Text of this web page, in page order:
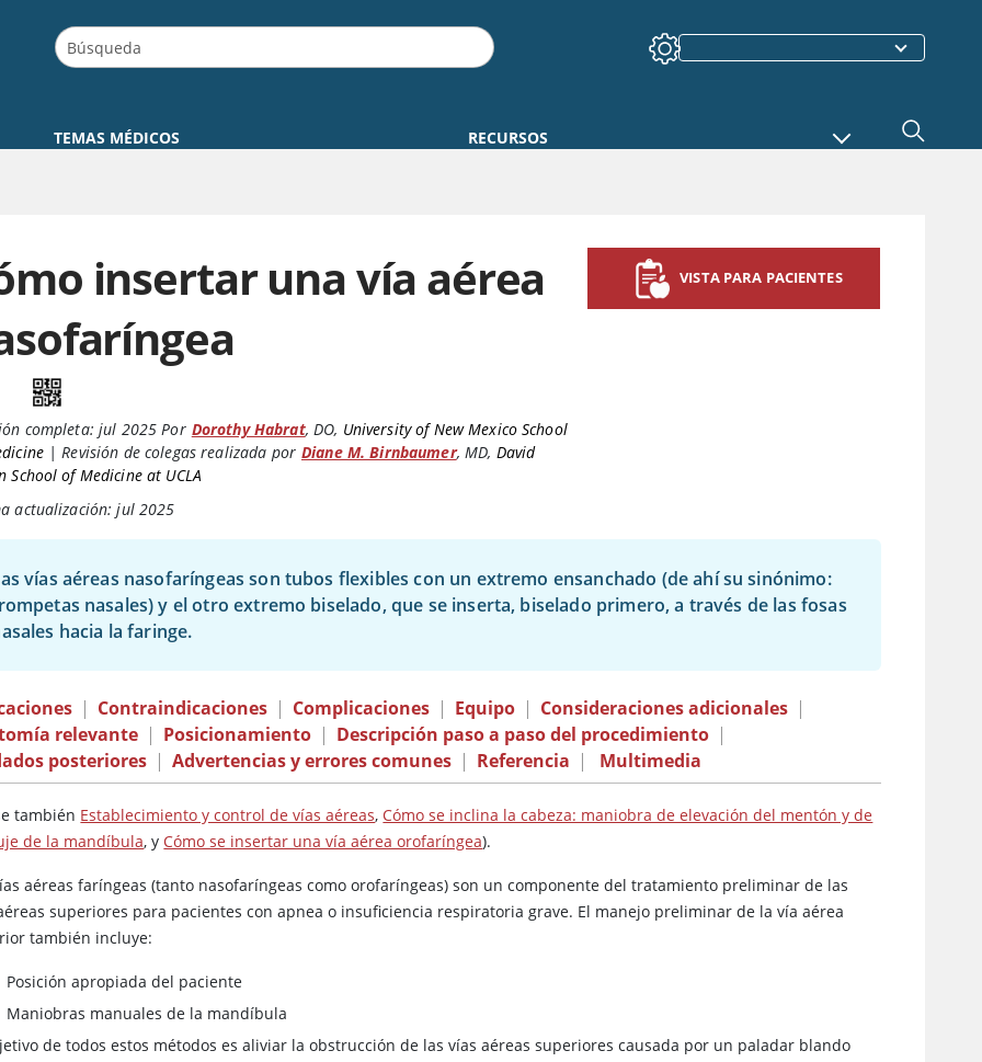
TEMAS MÉDICOS RECURSOS
insertar una vía aérea
completa: jul 2025 Por Dorothy Habrat, DO, University of New Mexico School
|Revisión de colegas realizada por Diane M. Birnbaumer, MD, David
School of Medicine at UCLA
actualización: jul 2025
VISTA PARA PACIENTES
vías aéreas nasofaríngeas son tubos flexibles con un extremo ensanchado (de ahí su sinónimo:
nasales) y el otro extremo biselado, que se inserta, biselado primero, a través de las fosas
hacia la faringe.
| Contraindicaciones | Complicaciones | Equipo | Consideraciones adicionales |
relevante | Posicionamiento | Descripción paso a paso del procedimiento |
posteriores | Advertencias y errores comunes | Referencia | Multimedia
también Establecimiento y control de vías aéreas, Cómo se inclina la cabeza: maniobra de elevación del mentón y de
de la mandíbula, y Cómo se insertar una vía aérea orofaríngea).
aéreas faríngeas (tanto nasofaríngeas como orofaríngeas) son un componente del tratamiento preliminar de las
superiores para pacientes con apnea o insuficiencia respiratoria grave. El manejo preliminar de la vía aérea
también incluye:
Posición apropiada del paciente
Maniobras manuales de la mandíbula
de todos estos métodos es aliviar la obstrucción de las vías aéreas superiores causada por un paladar blando